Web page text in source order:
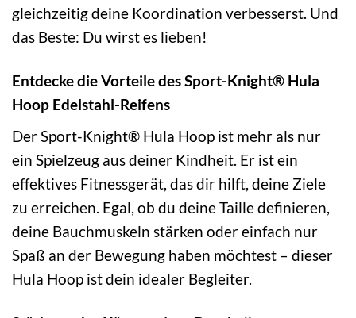
gleichzeitig deine Koordination verbesserst. Und
das Beste: Du wirst es lieben!
Entdecke die Vorteile des Sport-Knight® Hula
Hoop Edelstahl-Reifens
Der Sport-Knight® Hula Hoop ist mehr als nur
ein Spielzeug aus deiner Kindheit. Er ist ein
effektives Fitnessgerät, das dir hilft, deine Ziele
zu erreichen. Egal, ob du deine Taille definieren,
deine Bauchmuskeln stärken oder einfach nur
Spaß an der Bewegung haben möchtest – dieser
Hula Hoop ist dein idealer Begleiter.